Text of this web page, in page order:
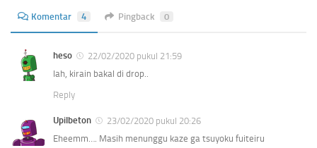
Komentar 4 Pingback 0
heso
22/02/2020 pukul 21:59
lah, kirain bakal di drop..
Reply
Upilbeton
23/02/2020 pukul 20:26
Eheemm…. Masih menunggu kaze ga tsuyoku fuiteiru